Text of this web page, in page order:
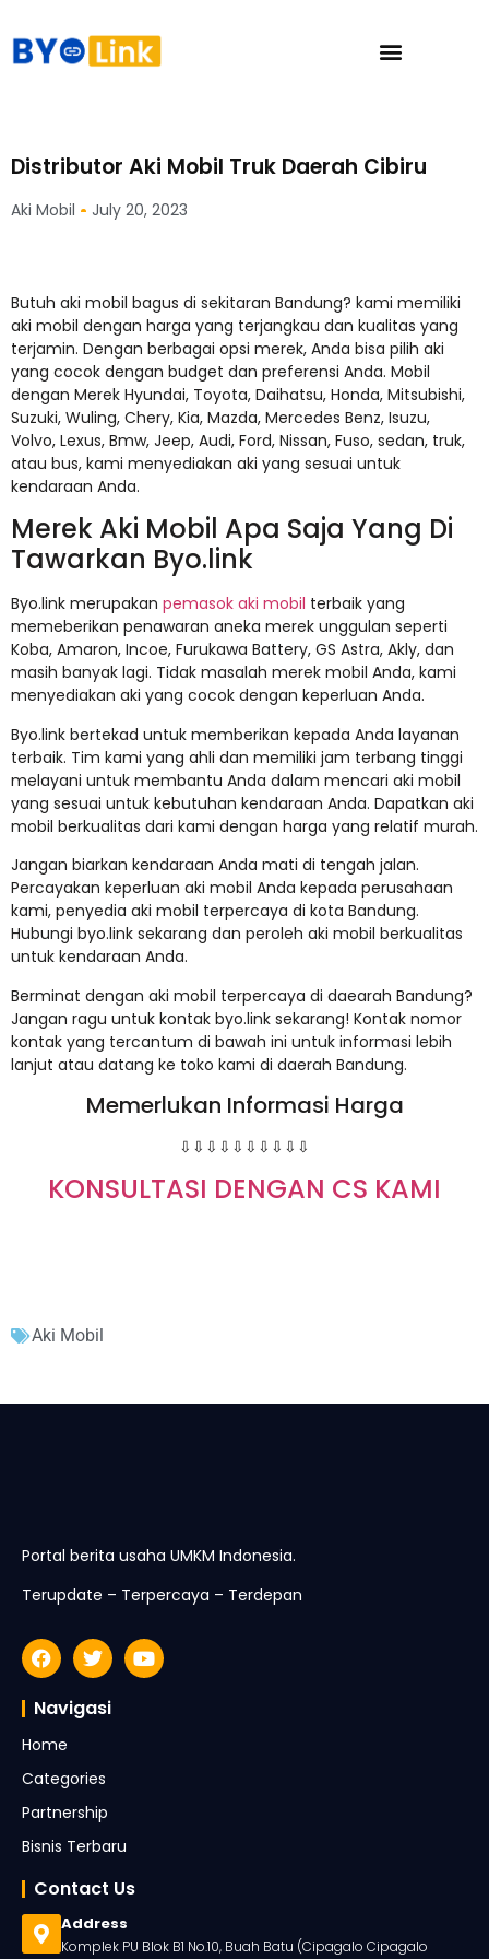
Distributor Aki Mobil Truk Daerah Cibiru
Aki Mobil July 20, 2023
Butuh aki mobil bagus di sekitaran Bandung? kami memiliki
aki mobil dengan harga yang terjangkau dan kualitas yang
terjamin. Dengan berbagai opsi merek, Anda bisa pilih aki
yang cocok dengan budget dan preferensi Anda. Mobil
dengan Merek Hyundai, Toyota, Daihatsu, Honda, Mitsubishi,
Suzuki, Wuling, Chery, Kia, Mazda, Mercedes Benz, Isuzu,
Volvo, Lexus, Bmw, Jeep, Audi, Ford, Nissan, Fuso, sedan, truk,
atau bus, kami menyediakan aki yang sesuai untuk
kendaraan Anda.
Merek Aki Mobil Apa Saja Yang Di
Tawarkan Byo.link
Byo.link merupakan pemasok aki mobil terbaik yang
memeberikan penawaran aneka merek unggulan seperti
Koba, Amaron, Incoe, Furukawa Battery, GS Astra, Akly, dan
masih banyak lagi. Tidak masalah merek mobil Anda, kami
menyediakan aki yang cocok dengan keperluan Anda.
Byo.link bertekad untuk memberikan kepada Anda layanan
terbaik. Tim kami yang ahli dan memiliki jam terbang tinggi
melayani untuk membantu Anda dalam mencari aki mobil
yang sesuai untuk kebutuhan kendaraan Anda. Dapatkan aki
mobil berkualitas dari kami dengan harga yang relatif murah.
Jangan biarkan kendaraan Anda mati di tengah jalan.
Percayakan keperluan aki mobil Anda kepada perusahaan
kami, penyedia aki mobil terpercaya di kota Bandung.
Hubungi byo.link sekarang dan peroleh aki mobil berkualitas
untuk kendaraan Anda.
Berminat dengan aki mobil terpercaya di daearah Bandung?
Jangan ragu untuk kontak byo.link sekarang! Kontak nomor
kontak yang tercantum di bawah ini untuk informasi lebih
lanjut atau datang ke toko kami di daerah Bandung.
Memerlukan Informasi Harga
⇩⇩⇩⇩⇩⇩⇩⇩⇩⇩
KONSULTASI DENGAN CS KAMI
Aki Mobil
Portal berita usaha UMKM Indonesia.
Terupdate – Terpercaya – Terdepan
Navigasi
Home
Categories
Partnership
Bisnis Terbaru
Contact Us
Address
Komplek PU Blok B1 No.10, Buah Batu (Cipagalo Cipagalo